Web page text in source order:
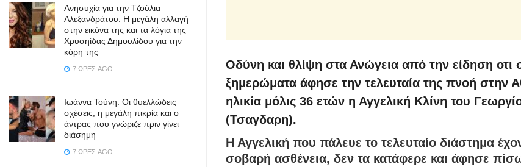
Ανησυχία για την Τζούλια
Αλεξανδράτου: Η μεγάλη αλλαγή
στην εικόνα της και τα λόγια της
Χρυσηίδας Δημουλίδου για την
κόρη της
7 ΏΡΕΣ AGO
Ιωάννα Τούνη: Οι θυελλώδεις
σχέσεις, η μεγάλη πικρία και ο
άντρας που γνώριζε πριν γίνει
διάσημη
7 ΏΡΕΣ AGO
Οδύνη και θλίψη στα Ανώγεια από την είδηση οτι
ξημερώματα άφησε την τελευταία της πνοή στην
ηλικία μόλις 36 ετών η Αγγελική Κλίνη του
(Τσαγδαρη).
Η Αγγελική που πάλευε το τελευταίο διάστημα
σοβαρή ασθένεια, δεν τα κατάφερε και άφησε